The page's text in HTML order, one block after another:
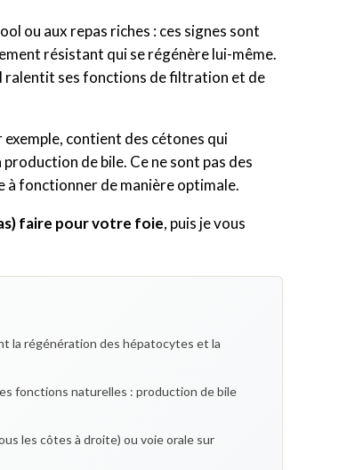
ou aux repas riches : ces signes sont
résistant qui se régénère lui-même.
ralentit ses fonctions de filtration et de
exemple, contient des cétones qui
de bile. Ce ne sont pas des
à fonctionner de manière optimale.
faire pour votre foie, puis je vous
la régénération des hépatocytes et la
fonctions naturelles : production de bile
les côtes à droite) ou voie orale sur